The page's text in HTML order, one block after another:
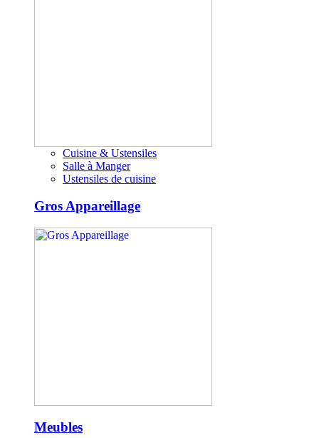
Cuisine & Ustensiles
Salle à Manger
Ustensiles de cuisine
Gros Appareillage
Meubles